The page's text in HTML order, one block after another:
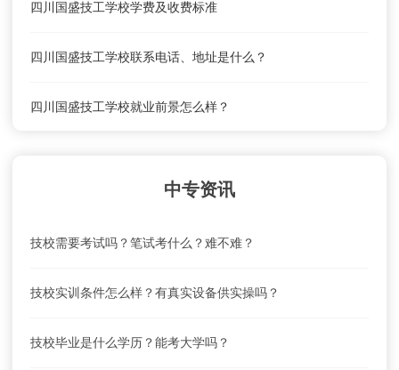
四川国盛技工学校学费及收费标准
四川国盛技工学校联系电话、地址是什么？
四川国盛技工学校就业前景怎么样？
中专资讯
技校需要考试吗？笔试考什么？难不难？
技校实训条件怎么样？有真实设备供实操吗？
技校毕业是什么学历？能考大学吗？